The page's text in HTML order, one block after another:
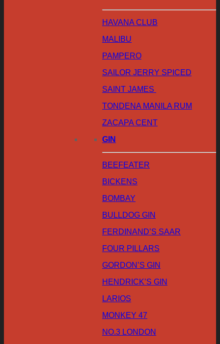
HAVANA CLUB
MALIBU
PAMPERO
SAILOR JERRY SPICED
SAINT JAMES
TONDENA MANILA RUM
ZACAPA CENT
GIN
BEEFEATER
BICKENS
BOMBAY
BULLDOG GIN
FERDINAND’S SAAR
FOUR PILLARS
GORDON’S GIN
HENDRICK’S GIN
LARIOS
MONKEY 47
NO.3 LONDON